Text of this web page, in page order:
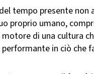
tempo presente
proprio umano,
di una cultura
in ciò che